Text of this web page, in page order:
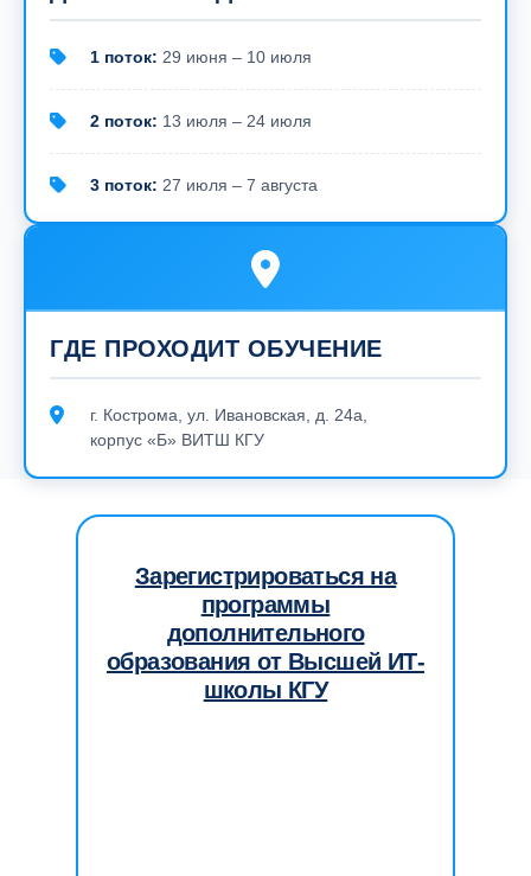
1 поток: 29 июня – 10 июля
2 поток: 13 июля – 24 июля
3 поток: 27 июля – 7 августа
ГДЕ ПРОХОДИТ ОБУЧЕНИЕ
г. Кострома, ул. Ивановская, д. 24а,
корпус «Б» ВИТШ КГУ
Зарегистрироваться на
программы
дополнительного
образования от Высшей ИТ-
школы КГУ